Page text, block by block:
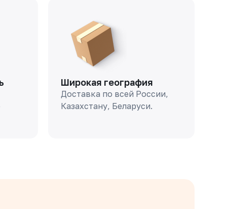
Широкая география
Доставка по всей России,
Казахстану, Беларуси.